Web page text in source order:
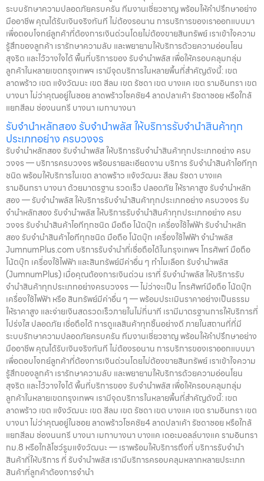
ให้บริการถึงที่ บริการรับจำนำสินค้าที่ให้บริการ ที่ รับจำนำพลัส เรามีบริการ
ครอบคลุมหลากหลายประเภทสินค้าที่ลูกค้าต้องการจำนำ ดังนี้: รับจำนำ
โทรศัพท์มือถือ / สมาร์ตโฟน (iPhone, Samsung, Huawei, Oppo
ฯลฯ) รับจำนำ โน้ตบุ๊ก / คอมพิวเตอร์ / แล็ปท็อป รับจำนำ แท็บเล็ต / iPad
รับจำนำ เครื่องใช้ไฟฟ้าเล็ก / เครื่องใช้ไฟฟ้าภายในบ้าน รับจำนำ กล้องถ่าย
รูป / กล้องดิจิตอล / อุปกรณ์ถ่ายภาพ รับจำนำ ของสะสม / ของมีค่าอื่น ๆ
บริการแต่ละประเภท ประเมินราคาตามสภาพสินค้า รุ่น ยี่ห้อ อายุการใช้งาน
เราให้ราคาสูง พร้อมจ่ายเงินสดทันใจ ความปลอดภัย และการดูแล ระบบ
กล้องวงจรปิด CCTV ทุกมุม ห้องนิรภัย / ตู้นิรภัย พนักงานผ่านการฝึก
อบรม ประกันความเสียหาย / ความสูญหาย บันทึกข้อมูลลูกค้าเป็นความ
ลับ คำแนะนำสำหรับผู้ใช้บริการ เก็บสลิป / เอกสารสัญญาอย่างดี อย่าเสียบ
แบตเตอรี่นานนับเดือน ไถ่ถอนก่อนหมดกำหนด ติดต่อเราได้ทันทีหากมี
ปัญหา ลิงก์ที่เกี่ยวข้อง รับจำนำพญาไท รับจำนำพญาไท
ระบบรักษาความปลอดภัยครบครัน ทีมงานเชี่ยวชาญ พร้อมให้คำปรึกษาอย่าง
มืออาชีพ คุณได้รับเงินจริงทันที ไม่ต้องรอนาน การบริการของเราออกแบบมา
เพื่อตอบโจทย์ลูกค้าที่ต้องการเงินด่วนโดยไม่ต้องขายสินทรัพย์ เราเข้าใจความ
รู้สึกของลูกค้า เรารักษาความลับ และพยายามให้บริการด้วยความอ่อนโยน
สุจริต และไว้วางใจได้ พื้นที่บริการของ รับจำนำพลัส เพื่อให้ครอบคลุมกลุ่ม
ลูกค้าในหลายเขตกรุงเทพฯ เรามีจุดบริการในหลายพื้นที่สำคัญดังนี้: เขต
ลาดพร้าว เขต แจ้งวัฒนะ เขต สีลม เขต รัชดา เขต บางแค เขต รามอินทรา เขต
บางนา ไม่ว่าคุณอยู่ในซอย ลาดพร้าวโชคชัย4 ลาดปลาเค้า รัชดาซอย หรือใกล้
แยกสีลม ช่องนนทรี บางนา เมกาบางนา
รับจำนำหลักสอง รับจำนำพลัส ให้บริการรับจำนำสินค้าทุก
ประเภทอย่าง ครบวงจร
รับจำนำหลักสอง รับจำนำพลัส ให้บริการรับจำนำสินค้าทุกประเภทอย่าง ครบ
วงจร — บริการครบวงจร พร้อมรายละเอียดงาน บริการ รับจำนำสินค้าไอทีทุก
ชนิด พร้อมให้บริการในเขต ลาดพร้าว แจ้งวัฒนะ สีลม รัชดา บางแค
รามอินทรา บางนา ด้วยมาตรฐาน รวดเร็ว ปลอดภัย ให้ราคาสูง รับจำนำหลัก
สอง — รับจำนำพลัส ให้บริการรับจำนำสินค้าทุกประเภทอย่าง ครบวงจร รับ
จำนำหลักสอง รับจำนำพลัส ให้บริการรับจำนำสินค้าทุกประเภทอย่าง ครบ
วงจร รับจำนำสินค้าไอทีทุกชนิด มือถือ โน้ตบุ๊ก เครื่องใช้ไฟฟ้า รับจำนำหลัก
สอง รับจำนำสินค้าไอทีทุกชนิด มือถือ โน้ตบุ๊ก เครื่องใช้ไฟฟ้า จำนำพลัส
JumnumPlus.com บริการรับจำนำที่เชื่อถือได้ในกรุงเทพฯ โทรศัพท์ มือถือ
โน้ตบุ๊ก เครื่องใช้ไฟฟ้า และสินทรัพย์มีค่าอื่น ๆ ทำไมเลือก รับจำนำพลัส
(JumnumPlus) เมื่อคุณต้องการเงินด่วน เราที่ รับจำนำพลัส ให้บริการรับ
จำนำสินค้าทุกประเภทอย่างครบวงจร — ไม่ว่าจะเป็น โทรศัพท์มือถือ โน้ตบุ๊ก
เครื่องใช้ไฟฟ้า หรือ สินทรัพย์มีค่าอื่น ๆ — พร้อมประเมินราคาอย่างเป็นธรรม
ให้ราคาสูง และจ่ายเงินสดรวดเร็วภายในไม่กี่นาที เรามีมาตรฐานการให้บริการที่
โปร่งใส ปลอดภัย เชื่อถือได้ การดูแลสินค้าทุกชิ้นอย่างดี ภายในสถานที่ที่มี
ระบบรักษาความปลอดภัยครบครัน ทีมงานเชี่ยวชาญ พร้อมให้คำปรึกษาอย่าง
มืออาชีพ คุณได้รับเงินจริงทันที ไม่ต้องรอนาน การบริการของเราออกแบบมา
เพื่อตอบโจทย์ลูกค้าที่ต้องการเงินด่วนโดยไม่ต้องขายสินทรัพย์ เราเข้าใจความ
รู้สึกของลูกค้า เรารักษาความลับ และพยายามให้บริการด้วยความอ่อนโยน
สุจริต และไว้วางใจได้ พื้นที่บริการของ รับจำนำพลัส เพื่อให้ครอบคลุมกลุ่ม
ลูกค้าในหลายเขตกรุงเทพฯ เรามีจุดบริการในหลายพื้นที่สำคัญดังนี้: เขต
ลาดพร้าว เขต แจ้งวัฒนะ เขต สีลม เขต รัชดา เขต บางแค เขต รามอินทรา เขต
บางนา ไม่ว่าคุณอยู่ในซอย ลาดพร้าวโชคชัย4 ลาดปลาเค้า รัชดาซอย หรือใกล้
แยกสีลม ช่องนนทรี บางนา เมกาบางนา บางแค เดอะมอลล์บางแค รามอินทรา
กม.8 หรือใกล้โชว์รูมแจ้งวัฒนะ — เราพร้อมให้บริการถึงที่ บริการรับจำนำ
สินค้าที่ให้บริการ ที่ รับจำนำพลัส เรามีบริการครอบคลุมหลากหลายประเภท
สินค้าที่ลูกค้าต้องการจำนำ